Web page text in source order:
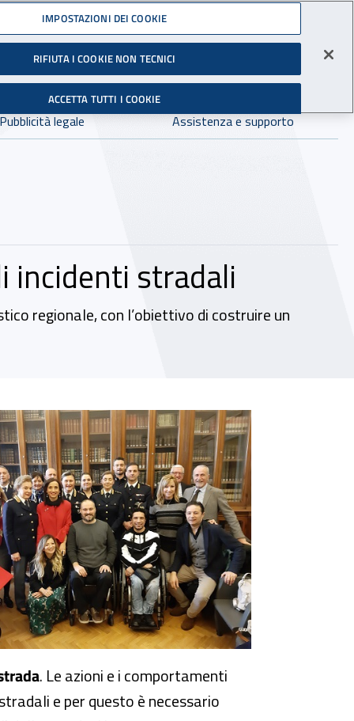
Infortuni sul Lavoro
Facebook - Sito esterno - Apertura in nuova finestra
X - Sito esterno - Apertura in nuova finestra
Instagram - Sito esterno - Apertura in
Linkedin - Sito esterno -
Youtube - Sito esterno -
Tiktok - SitoSpreaker -
Dove cercare:
in:tutto INAIL.it
Pubblicità legale Assistenza e supporto
incidenti stradali
regionale, con l’obiettivo di costruire un
. Le azioni e i comportamenti
e per questo è necessario
IMPOSTAZIONI DEI COOKIE
RIFIUTA I COOKIE NON TECNICI
ACCETTA TUTTI I COOKIE